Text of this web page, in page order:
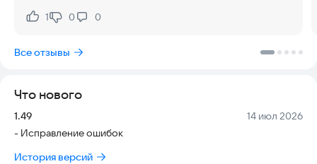
настроить игру под себя! Будь то вы любитель аркадных
гонок или реалистичных симуляторов! Также доступна
ощущение живой атмосферы!
машины вы сможете создать свой неповторимый
уникальный стиль!
Нравится:
1Не нравится:
0 0
Все отзывы
Что нового
Версия:
1.49 Дата:
14 июл 2026
- Исправление ошибок
История версий